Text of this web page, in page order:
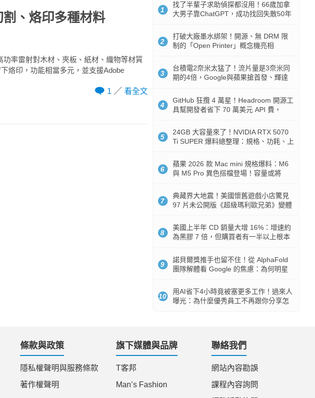
、烙印多種材料
率雷射對木材、夾板、紙材、織物等材質
烙印，功能相當多元，並支援Adobe
1
看全文
1
找了半輩子求助偵探都沒用！66歲加拿
大男子靠ChatGPT，成功找回失散50年
2
打破大廠墨水綁架！開源、無 DRM 限
制的「Open Printer」概念機亮相
3
台積電2奈米太猛了！流片量是3奈米同
期的4倍，Google與蘋果搶首發、輝達
4
GitHub 狂攬 4 萬星！Headroom 開源工
具幫開發者省下 70 萬美元 API 費，
5
24GB 大容量來了！NVIDIA RTX 5070
Ti SUPER 爆料總整理：規格、功耗、上
6
蘋果 2026 款 Mac mini 規格爆料：M6
與 M5 Pro 異色搭檔登場！容量或將
7
典藏界大地震！美國懷舊遊戲小店驚見
97 片未公開版《超級瑪利歐兄弟》變體
8
美國上半年 CD 銷量大增 16%：增速約
為黑膠 7 倍，但購買者有一半以上根本
9
諾貝爾獎推手也留不住！從 AlphaFold
團隊解體看 Google 的焦慮：為何明星
10
用AI省下4小時竟被塞更多工作！過來人
曝光：為什麼優秀員工不再跟你分享怎
條款與政策
隱私權聲明與服務條款
著作權聲明
旗下媒體與品牌
T客邦
Man’s Fashion
聯絡我們
網站內容勘誤
課程內容詢問